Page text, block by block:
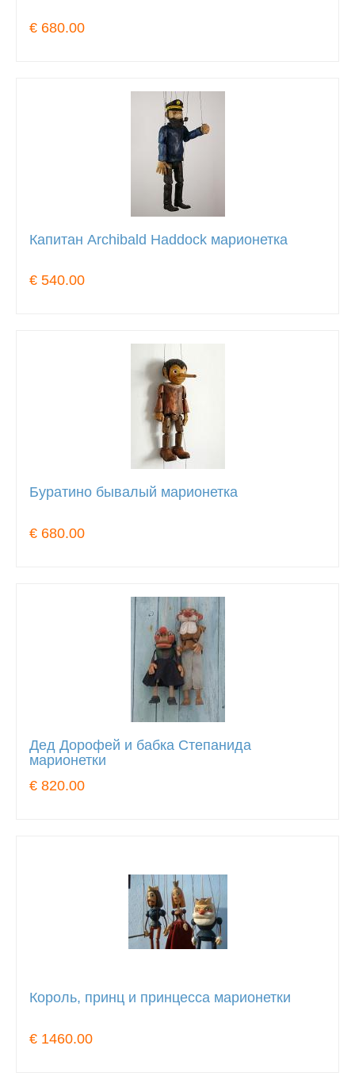
€ 680.00
Капитан Archibald Haddock марионетка
€ 540.00
Буратино бывалый марионетка
€ 680.00
Дед Дорофей и бабка Степанида
марионетки
€ 820.00
Король, принц и принцесса марионетки
€ 1460.00